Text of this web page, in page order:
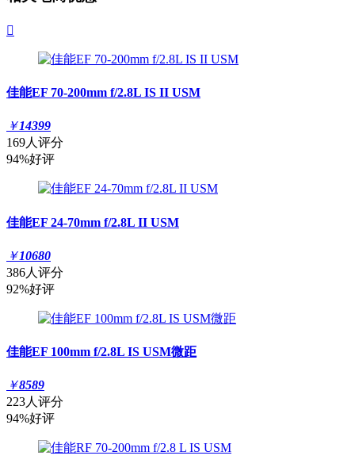

佳能EF 70-200mm f/2.8L IS II USM
￥14399
169人评分
94%好评
佳能EF 24-70mm f/2.8L II USM
￥10680
386人评分
92%好评
佳能EF 100mm f/2.8L IS USM微距
￥8589
223人评分
94%好评